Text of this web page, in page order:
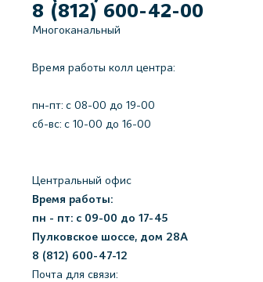
8 (812) 600-42-00
Многоканальный
Время работы колл центра:
пн-пт: c 08-00 до 19-00
сб-вс: с 10-00 до 16-00
Центральный офис
Время работы:
пн - пт: с 09-00 до 17-45
Пулковское шоссе, дом 28А
8 (812) 600-47-12
Почта для связи: